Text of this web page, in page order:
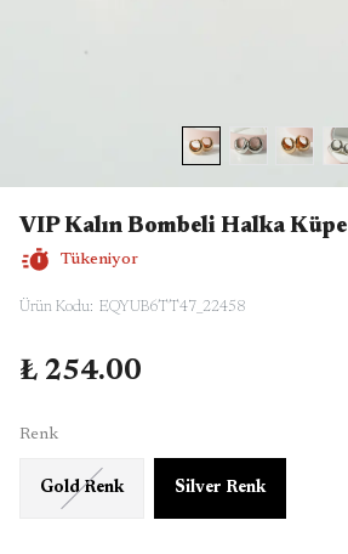
VIP Kalın Bombeli Halka Küpe
Tükeniyor
Ürün Kodu: EQYUB6TT47_22458
₺ 254.00
Renk
Gold Renk Silver Renk